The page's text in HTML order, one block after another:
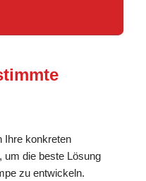
Ihre konkreten
um die beste Lösung
zu entwickeln.